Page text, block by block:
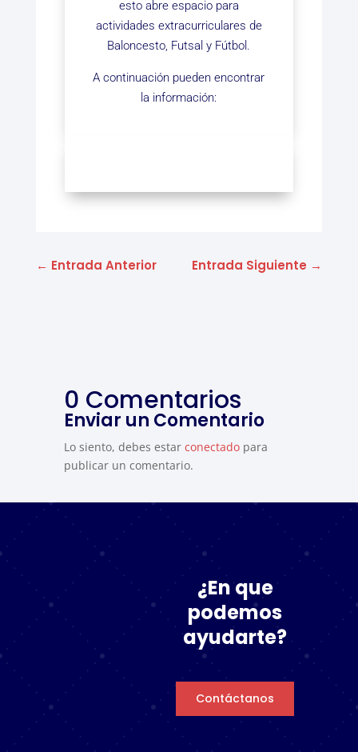
esto abre espacio para
actividades extracurriculares de
Baloncesto, Futsal y Fútbol.
A continuación pueden encontrar
la información:
← Entrada Anterior Entrada Siguiente →
0 Comentarios
Enviar un Comentario
Lo siento, debes estar conectadopara
publicar un comentario.
¿En que
podemos
ayudarte?
Contáctanos